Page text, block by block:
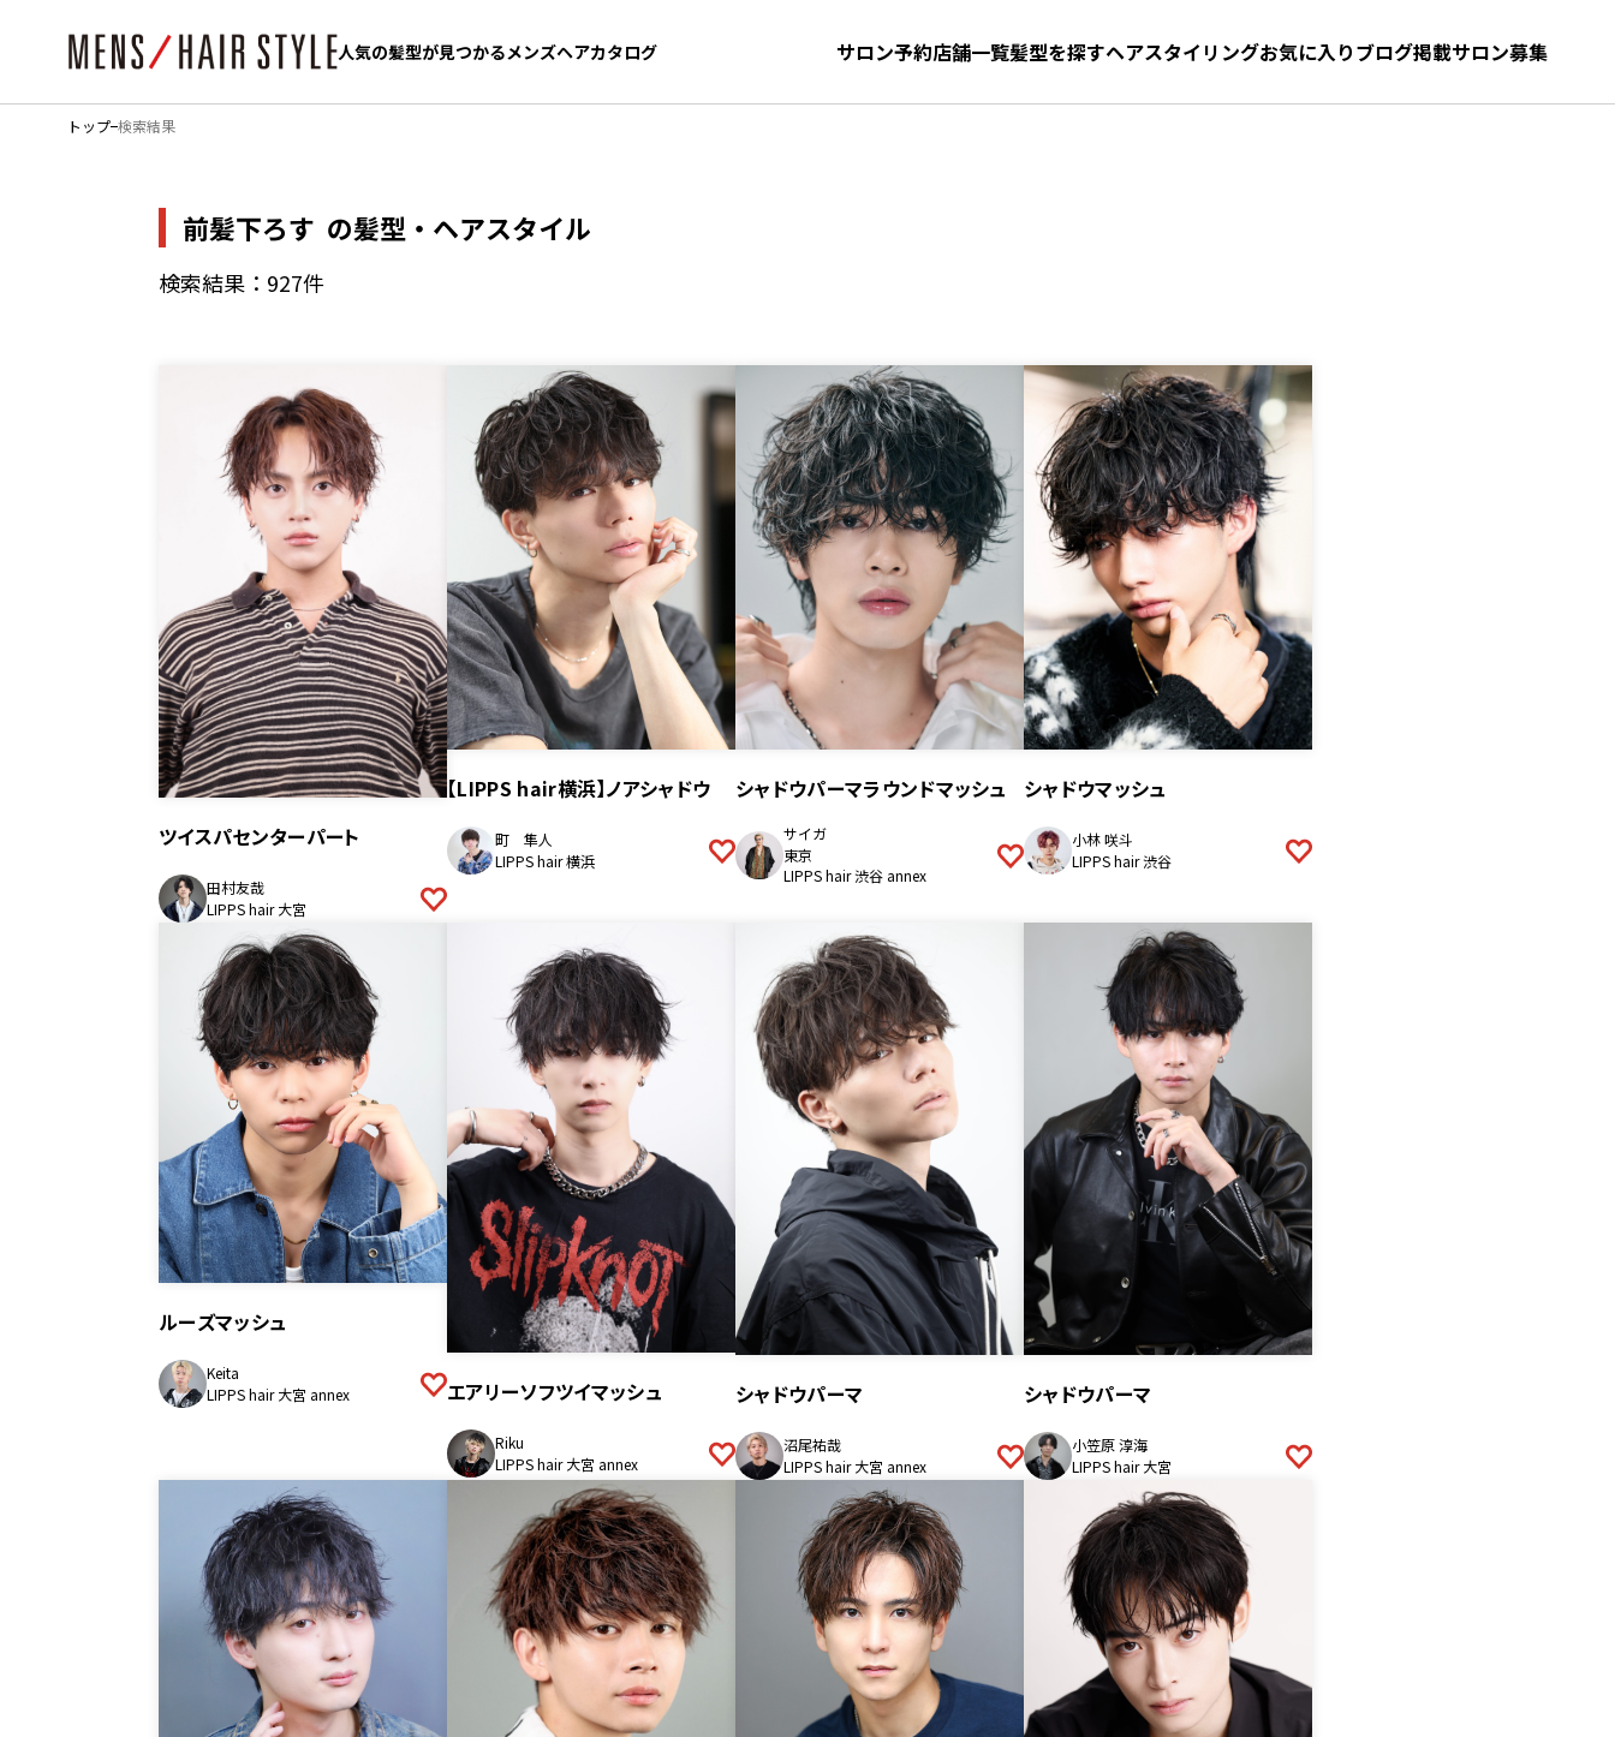
人気の髪型が見つかるメンズヘアカタログ サロン予約店舗一覧髪型を探すヘアスタイリングお気に入りブログ掲載サロン募集
人気の髪型が見つかるメンズヘアカタログ お気に入り 髪型をさがす
トップ 検索結果
前髪下ろす の髪型・ヘアスタイル
検索結果：927件
ツイスパセンターパート
田村友哉
LIPPS hair 大宮
【LIPPS hair横浜】ノアシャドウ
町 隼人
LIPPS hair 横浜
シャドウパーマラウンドマッシュ
サイガ
東京
LIPPS hair 渋谷 annex
シャドウマッシュ
小林 咲斗
LIPPS hair 渋谷
ルーズマッシュ
Keita
LIPPS hair 大宮 annex
エアリーソフツイマッシュ
Riku
LIPPS hair 大宮 annex
シャドウパーマ
沼尾祐哉
LIPPS hair 大宮 annex
シャドウパーマ
小笠原 淳海
LIPPS hair 大宮